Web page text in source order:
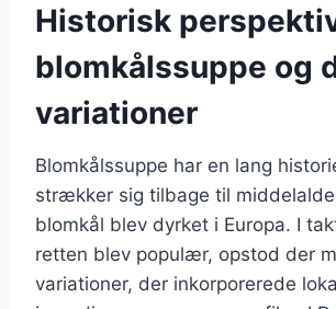
Historisk
blomkålssuppe og
variationer
Blomkålssuppe har en lang
strækker sig tilbage til
blomkål blev dyrket i Europa. I
retten blev populær, opstod der
variationer, der inkorporerede